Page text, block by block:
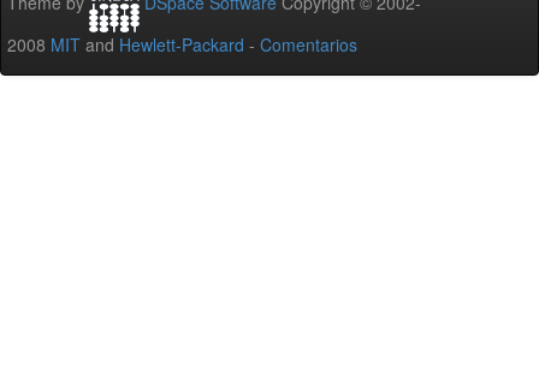
2008 MIT and Hewlett-Packard - Comentarios